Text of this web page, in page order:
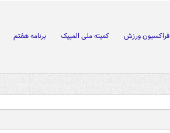
فراکسیون ورزش کمیته ملی المپیک
برنامه هفتم